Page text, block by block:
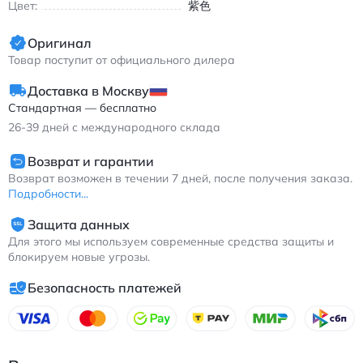
Цвет: 紫色
Оригинал
Товар поступит от официального дилера
Доставка в Москву
Стандартная — бесплатно
26-39 дней с международного склада
Возврат и гарантии
Возврат возможен в течении 7 дней, после получения заказа.
Подробности...
Защита данных
Для этого мы используем современные средства защиты и
блокируем новые угрозы.
Безопасность платежей